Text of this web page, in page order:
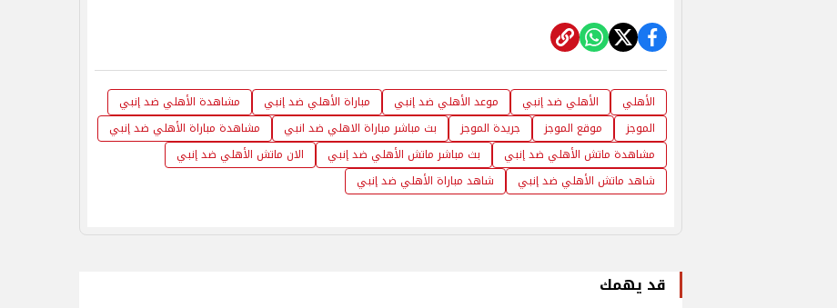
الأهلي الأهلي ضد إنبي موعد الأهلي ضد إنبي مباراة الأهلي ضد إنبي
مشاهدة الأهلي ضد إنبي
الموجز
موقع الموجز جريدة الموجز بث مباشر مباراة الاهلي ضد انبي
مشاهدة مباراة الأهلي ضد إنبي
مشاهدة ماتش الأهلي ضد إنبي
بث مباشر ماتش الأهلي ضد إنبي
الان ماتش الأهلي ضد إنبي
شاهد ماتش الأهلي ضد إنبي
شاهد مباراة الأهلي ضد إنبي
قد يهمك